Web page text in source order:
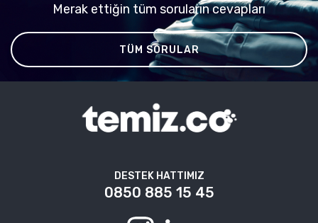
Merak ettiğin tüm soruların cevapları
TÜM SORULAR
DESTEK HATTIMIZ
0850 885 15 45